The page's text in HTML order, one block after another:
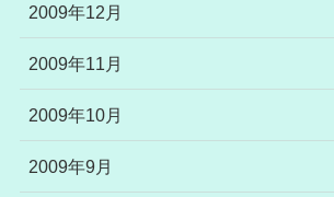
2009年12月
2009年11月
2009年10月
2009年9月